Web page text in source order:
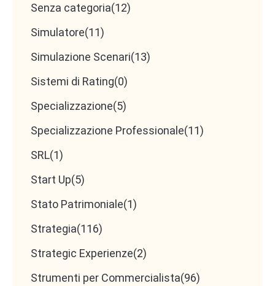
Senza categoria(12)
Simulatore(11)
Simulazione Scenari(13)
Sistemi di Rating(0)
Specializzazione(5)
Specializzazione Professionale(11)
SRL(1)
Start Up(5)
Stato Patrimoniale(1)
Strategia(116)
Strategic Experienze(2)
Strumenti per Commercialista(96)